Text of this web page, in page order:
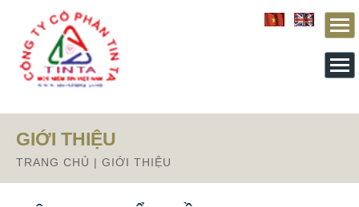
From this section downward is Zalo source code
GIỚI THIỆU
TRANG CHỦ | GIỚI THIỆU